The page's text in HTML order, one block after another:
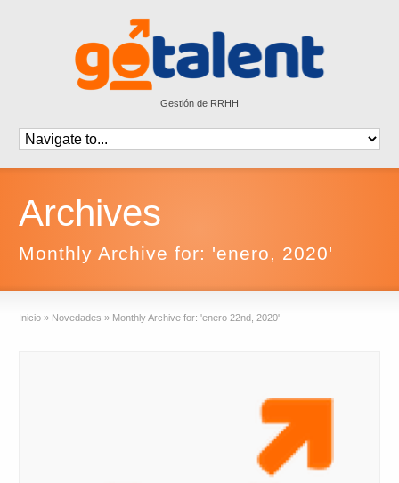
Gestión de RRHH
Archives
Monthly Archive for: 'enero, 2020'
Inicio » Novedades » Monthly Archive for: 'enero 22nd, 2020'